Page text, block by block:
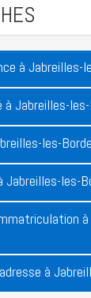
à Jabreilles-
Jabreilles-
les-
Jabreilles-les-
à